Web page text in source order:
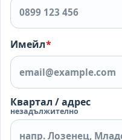
Имейл*
Квартал / адрес
незадължително